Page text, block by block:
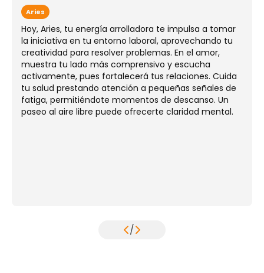
Aries
Hoy, Aries, tu energía arrolladora te impulsa a tomar
la iniciativa en tu entorno laboral, aprovechando tu
creatividad para resolver problemas. En el amor,
muestra tu lado más comprensivo y escucha
activamente, pues fortalecerá tus relaciones. Cuida
tu salud prestando atención a pequeñas señales de
fatiga, permitiéndote momentos de descanso. Un
paseo al aire libre puede ofrecerte claridad mental.
/